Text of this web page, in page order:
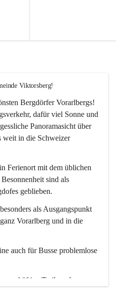
Viktorsberg!
Bergdörfer Vorarlbergs!
dafür viel Sonne und
Panoramasicht über
weit in die Schweizer
Ferienort mit dem üblichen
sind als
geblieben.
als Ausgangspunkt
Vorarlberg und in die
auch für Busse problemlose
Treiben der